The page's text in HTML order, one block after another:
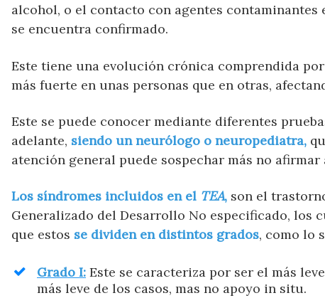
alcohol, o el contacto con agentes
se encuentra confirmado.
Este tiene una evolución crónica comprendida
más fuerte en unas personas que en otras,
Este se puede conocer mediante diferentes
adelante, siendo un neurólogo o neuropediatra,
atención general puede sospechar más no
Los síndromes incluidos en el TEA, son el
Generalizado del Desarrollo No especificado, los
que estos se dividen en distintos grados, como lo
Grado I: Este se caracteriza por ser el más
más leve de los casos, mas no apoyo in situ.